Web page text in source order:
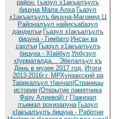
район. Гьазул х1акъалъулъ
бицуна Мала Алха Гьазул
х1акъалъулъ бицуна-Магомед Ц
Районалъул найихъабазул
данделъи Гьазул хIакъалъулъ
бицуна - Гимбато Инсан ва
сахлъи Гьазул х1акъалъулъ
бицуна - ХIайбул Улбузул
хIурматалда... Эбелалъул къ
День в музее.2017 год. Итоги
2013-2016г.г. МРХунзахский ра
Тарихалъул тIанчал(Страницы
истории (Открытие памятника
Фазу Алиевой) г ГIажизал
лъимал рохизаруна Гьазул
хIакъалъулъ бицуна - Работни